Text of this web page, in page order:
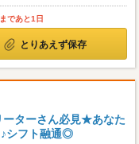
であと1日
とりあえず保存
ーターさん必見★あなた
♪シフト融通◎